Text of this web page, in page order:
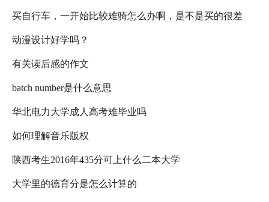
买自行车，一开始比较难骑怎么办啊，是不是买的很差
啊，，，急急急
动漫设计好学吗？
有关读后感的作文
batch number是什么意思
华北电力大学成人高考难毕业吗
如何理解音乐版权
陕西考生2016年435分可上什么二本大学
大学里的德育分是怎么计算的